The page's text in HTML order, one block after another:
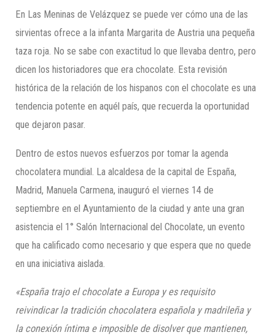
En Las Meninas de Velázquez se puede ver cómo una de las
sirvientas ofrece a la infanta Margarita de Austria una pequeña
taza roja. No se sabe con exactitud lo que llevaba dentro, pero
dicen los historiadores que era chocolate. Esta revisión
histórica de la relación de los hispanos con el chocolate es una
tendencia potente en aquél país, que recuerda la oportunidad
que dejaron pasar.
Dentro de estos nuevos esfuerzos por tomar la agenda
chocolatera mundial. La alcaldesa de la capital de España,
Madrid, Manuela Carmena, inauguró el viernes 14 de
septiembre en el Ayuntamiento de la ciudad y ante una gran
asistencia el 1° Salón Internacional del Chocolate, un evento
que ha calificado como necesario y que espera que no quede
en una iniciativa aislada.
«España trajo el chocolate a Europa y es requisito
reivindicar la tradición chocolatera española y madrileña y
la conexión íntima e imposible de disolver que mantienen,